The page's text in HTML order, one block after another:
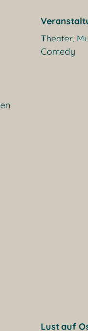
Theater,
Comedy
Lust auf